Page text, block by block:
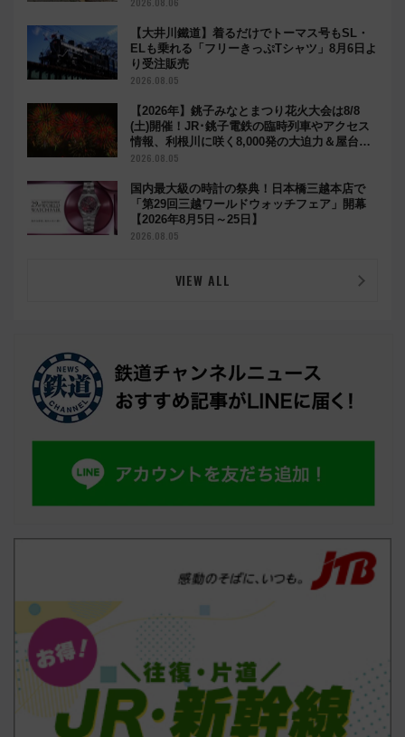
【大井川鐵道】着るだけでトーマス号もSL・
ELも乗れる「フリーきっぷTシャツ」8月6日よ
り受注販売
2026.08.05
【2026年】銚子みなとまつり花火大会は8/8
(土)開催！JR･銚子電鉄の臨時列車やアクセス
情報、利根川に咲く8,000発の大迫力＆屋台を
満喫
2026.08.05
国内最大級の時計の祭典！日本橋三越本店で
「第29回三越ワールドウォッチフェア」開幕
【2026年8月5日～25日】
2026.08.05
VIEW ALL